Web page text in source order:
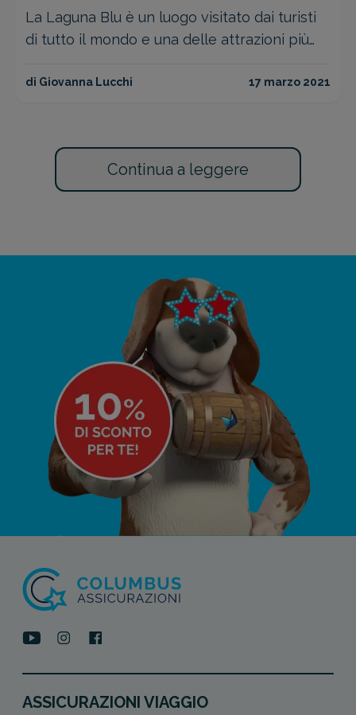
tutto l’anno
La Laguna Blu è un luogo visitato dai turisti
di tutto il mondo e una delle attrazioni più
affascinante dell'immergersi in un'acqua
di Giovanna Lucchi 17 marzo 2021
Continua a leggere
ASSICURAZIONI VIAGGIO